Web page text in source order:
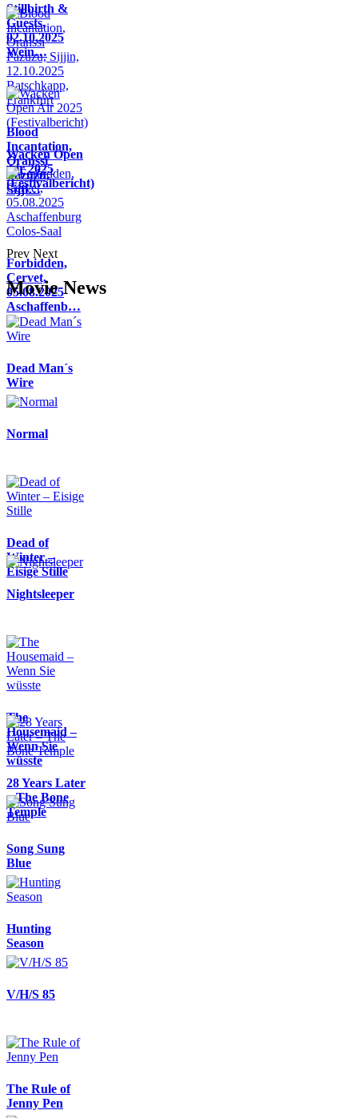
Stillbirth &
Guests,
02.10.2025
Wein…
Blood
Incantation,
Oranssi
Pazuzu,
Sijji…
Wacken Open
Air 2025
(Festivalbericht)
Forbidden,
Cervet,
05.08.2025
Aschaffenb…
Prev Next
Movie News
Dead Man´s
Wire
Normal
Dead of
Winter –
Eisige Stille
Nightsleeper
The
Housemaid –
Wenn Sie
wüsste
28 Years Later
– The Bone
Temple
Song Sung
Blue
Hunting
Season
V/H/S 85
The Rule of
Jenny Pen